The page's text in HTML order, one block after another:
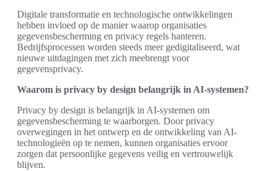
Digitale transformatie en technologische ontwikkelingen
hebben invloed op de manier waarop organisaties
gegevensbescherming en privacy regels hanteren.
Bedrijfsprocessen worden steeds meer gedigitaliseerd, wat
nieuwe uitdagingen met zich meebrengt voor
gegevensprivacy.
Waarom is privacy by design belangrijk in AI-systemen?
Privacy by design is belangrijk in AI-systemen om
gegevensbescherming te waarborgen. Door privacy
overwegingen in het ontwerp en de ontwikkeling van AI-
technologieën op te nemen, kunnen organisaties ervoor
zorgen dat persoonlijke gegevens veilig en vertrouwelijk
blijven.